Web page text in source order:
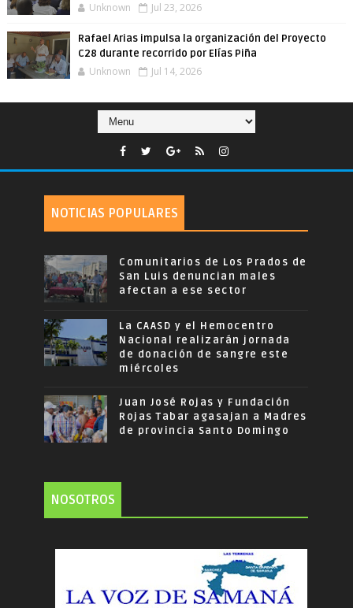
Unknown Jul 23, 2026
Rafael Arias impulsa la organización del Proyecto
C28 durante recorrido por Elías Piña
Unknown Jul 14, 2026
NOTICIAS POPULARES
Comunitarios de Los Prados de
San Luis denuncian males
afectan a ese sector
La CAASD y el Hemocentro
Nacional realizarán jornada
de donación de sangre este
miércoles
Juan José Rojas y Fundación
Rojas Tabar agasajan a Madres
de provincia Santo Domingo
NOSOTROS